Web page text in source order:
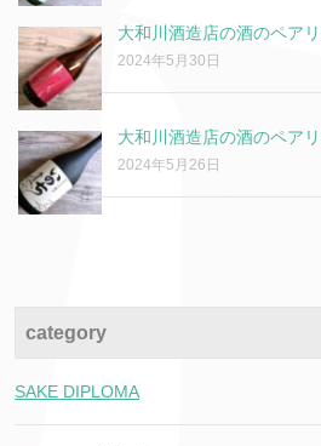
大和川酒造店の酒のペア
2024年5月30日
大和川酒造店の酒のペア
2024年5月26日
category
SAKE DIPLOMA